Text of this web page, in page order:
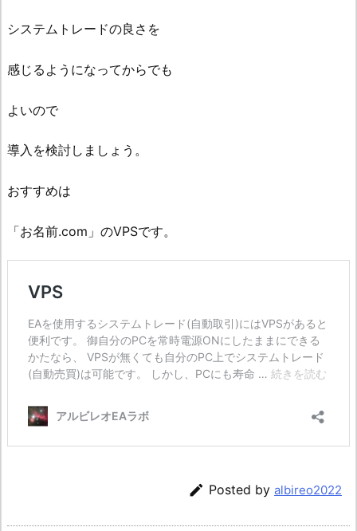
システムトレードの良さを
感じるようになってからでも
よいので
導入を検討しましょう。
おすすめは
「お名前.com」のVPSです。
 Posted by albireo2022